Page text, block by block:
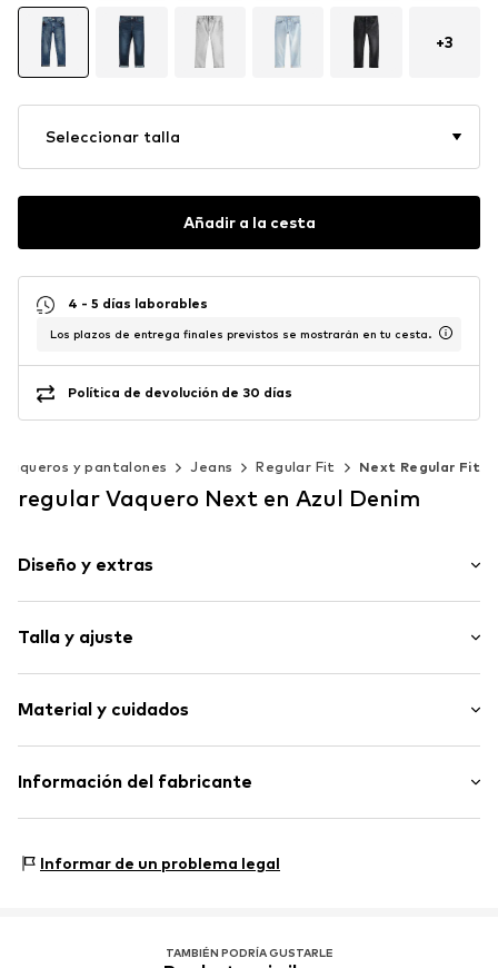
+3
Seleccionar talla
Añadir a la cesta
4 - 5 días laborables
Los plazos de entrega finales previstos se mostrarán en tu cesta.
Política de devolución de 30 días
Vaqueros y pantalones Jeans Regular Fit Next Regular Fit
regular Vaquero Next en Azul Denim
Diseño y extras
Vaquero
Heavy washed
Estilo de 5 bolsillos
Talla y ajuste
Ajuste: regular
Ajuste: Ajuste regular
Material y cuidados
Material: 72% Algodón, 26% Poliéster - PES (reciclado),
Información del fabricante
81379 München
Informar de un problema legal
TAMBIÉN PODRÍA GUSTARLE